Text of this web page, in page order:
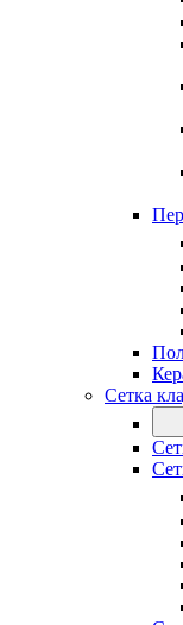
Сетка